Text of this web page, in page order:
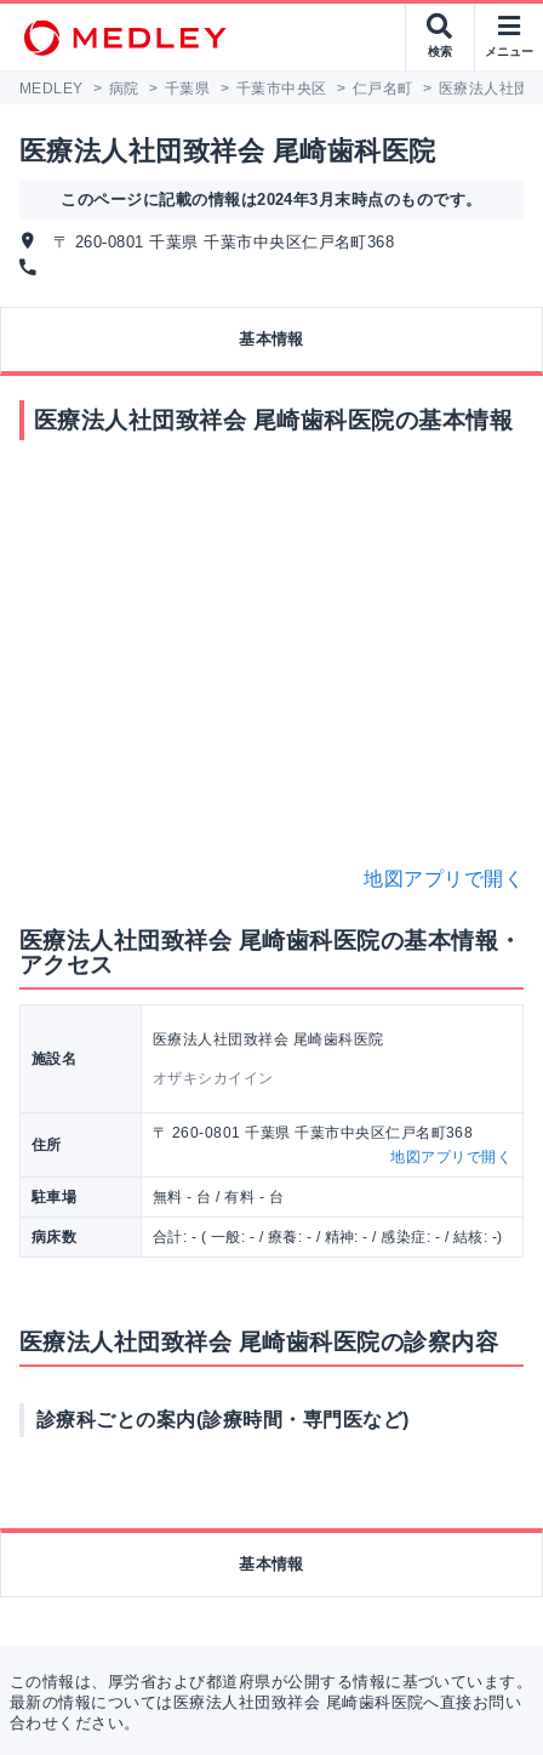
検索 メニュー
MEDLEY > 病院 > 千葉県 > 千葉市中央区 > 仁戸名町 > 医療法人社団
医療法人社団致祥会 尾崎歯科医院
このページに記載の情報は2024年3月末時点のものです。
〒 260-0801 千葉県 千葉市中央区仁戸名町368
基本情報
医療法人社団致祥会 尾崎歯科医院の基本情報
地図アプリで開く
医療法人社団致祥会 尾崎歯科医院の基本情報・
アクセス
施設名
医療法人社団致祥会 尾崎歯科医院
オザキシカイイン
住所
〒 260-0801 千葉県 千葉市中央区仁戸名町368
地図アプリで開く
駐車場 無料 - 台 / 有料 - 台
病床数 合計: - ( 一般: - / 療養: - / 精神: - / 感染症: - / 結核: -)
医療法人社団致祥会 尾崎歯科医院の診察内容
診療科ごとの案内(診療時間・専門医など)
基本情報
この情報は、厚労省および都道府県が公開する情報に基づいています。
最新の情報については医療法人社団致祥会 尾崎歯科医院へ直接お問い
合わせください。